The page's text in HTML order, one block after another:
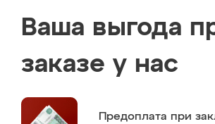
Ваша выгода
заказе у нас
Предоплата при